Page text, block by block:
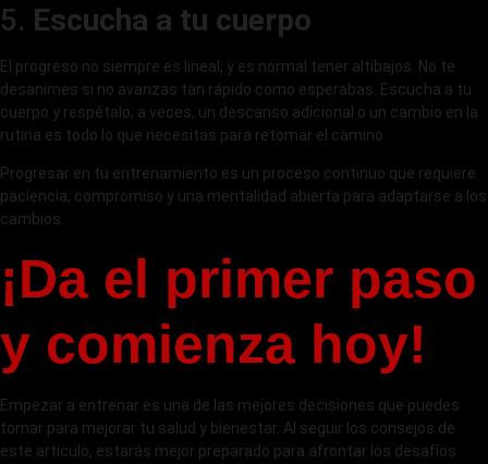
5. Escucha a tu cuerpo
El progreso no siempre es lineal, y es normal tener altibajos. No te
desanimes si no avanzas tan rápido como esperabas. Escucha a tu
cuerpo y respétalo; a veces, un descanso adicional o un cambio en la
rutina es todo lo que necesitas para retomar el camino.
Progresar en tu entrenamiento es un proceso continuo que requiere
paciencia, compromiso y una mentalidad abierta para adaptarse a los
cambios.
¡Da el primer paso
y comienza hoy!
Empezar a entrenar es una de las mejores decisiones que puedes
tomar para mejorar tu salud y bienestar. Al seguir los consejos de
este artículo, estarás mejor preparado para afrontar los desafíos